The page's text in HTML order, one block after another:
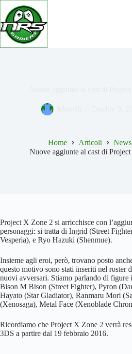
Salta
contenuto
Home Articoli
News
Nuove aggiunte al cast di
Project X Zone 2 si arricchisce con
personaggi: si tratta di Ingrid (Street
Vesperia), e Ryo Hazuki (Shenmue).
Insieme agli eroi, però, trovano posto
questo motivo sono stati inseriti nel roster
nuovi avversari. Stiamo parlando di figure
Bison M Bison (Street Fighter), Pyron
Hayato (Star Gladiator), Ranmaru Mori
(Xenosaga), Metal Face (Xenoblade
Ricordiamo che Project X Zone 2 verrà
3DS a partire dal 19 febbraio 2016.